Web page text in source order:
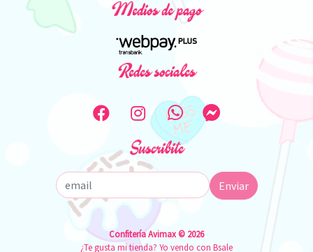
Medios de pago
Redes sociales
Suscribite
Enviar
Confitería Avimax © 2026
¿Te gusta mi tienda? Yo vendo con Bsale